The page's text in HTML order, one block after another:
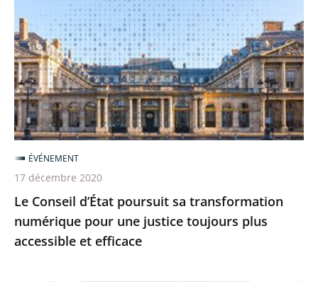
poursuit
sa
transformation
numérique
pour
une
justice
toujours
plus
accessible
et
efficace
Le Conseil d’État poursuit sa transformation
numérique pour une justice toujours plus
accessible et efficace
ÉVÉNEMENT
17 décembre 2020